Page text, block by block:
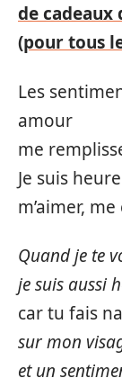
de
(pour tous
Les
amour
me
Je suis
m’aimer,
Quand je te
je suis aussi
car tu fais
sur mon
et un